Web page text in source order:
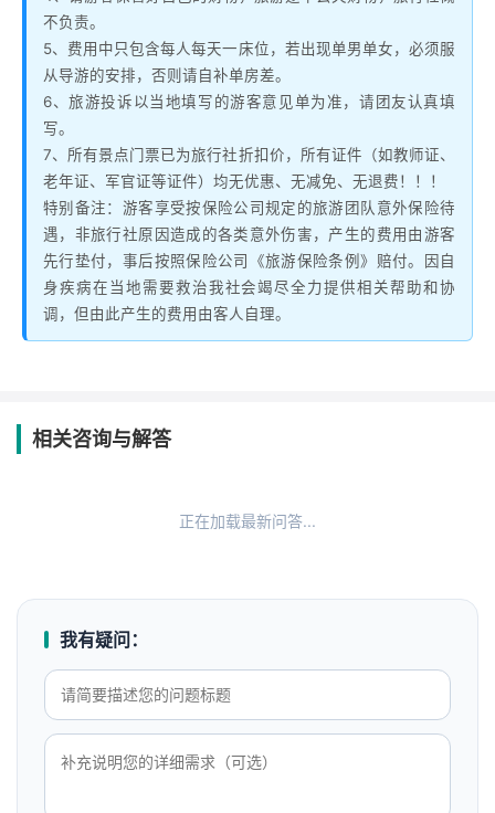
不负责。
5、费用中只包含每人每天一床位，若出现单男单女，必须服
从导游的安排，否则请自补单房差。
6、旅游投诉以当地填写的游客意见单为准，请团友认真填
写。
7、所有景点门票已为旅行社折扣价，所有证件（如教师证、
老年证、军官证等证件）均无优惠、无减免、无退费！！！
特别备注：游客享受按保险公司规定的旅游团队意外保险待
遇，非旅行社原因造成的各类意外伤害，产生的费用由游客
先行垫付，事后按照保险公司《旅游保险条例》赔付。因自
身疾病在当地需要救治我社会竭尽全力提供相关帮助和协
调，但由此产生的费用由客人自理。
相关咨询与解答
正在加载最新问答...
我有疑问：